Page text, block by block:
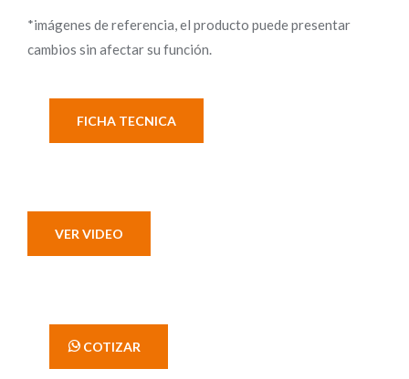
*imágenes de referencia, el producto puede presentar
cambios sin afectar su función.
FICHA TECNICA
VER VIDEO
' COTIZAR